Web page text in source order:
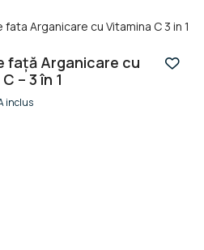
față Arganicare cu
– 3 în 1
inclus